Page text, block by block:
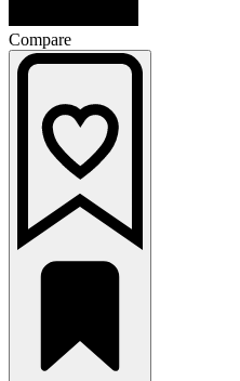
Compare